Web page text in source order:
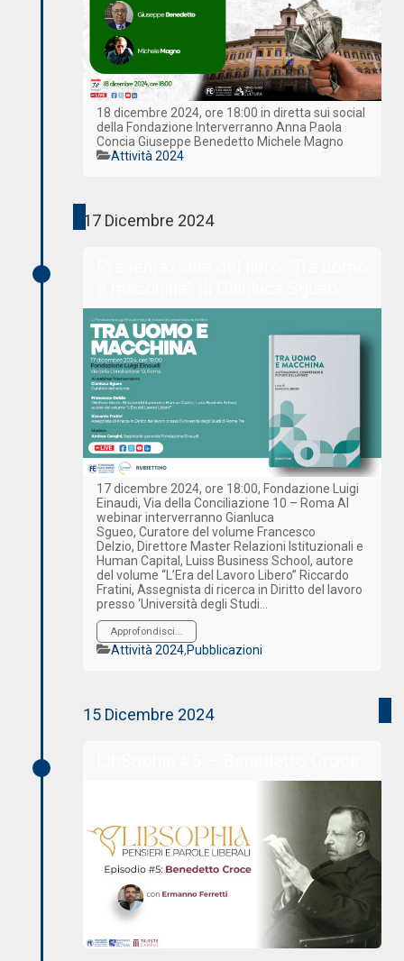
18 dicembre 2024, ore 18:00 in diretta sui social
della Fondazione Interverranno Anna Paola
Concia Giuseppe Benedetto Michele Magno
Categorie
Attività 2024
17 Dicembre 2024
17 dicembre 2024, ore 18:00, Fondazione Luigi
Einaudi, Via della Conciliazione 10 – Roma Al
webinar interverranno Gianluca
Sgueo, Curatore del volume Francesco
Delzio, Direttore Master Relazioni Istituzionali e
Human Capital, Luiss Business School, autore
del volume “L’Era del Lavoro Libero” Riccardo
Fratini, Assegnista di ricerca in Diritto del lavoro
presso ‘Università degli Studi…
Approfondisci...
Categorie
Attività 2024,Pubblicazioni
15 Dicembre 2024